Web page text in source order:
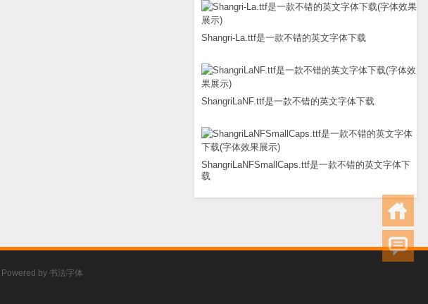
Shangri-La.ttf是一款不错的英文字体下载
ShangriLaNF.ttf是一款不错的英文字体下载
ShangriLaNFSmallCaps.ttf是一款不错的英文字体下
载
Powered by 书法字体